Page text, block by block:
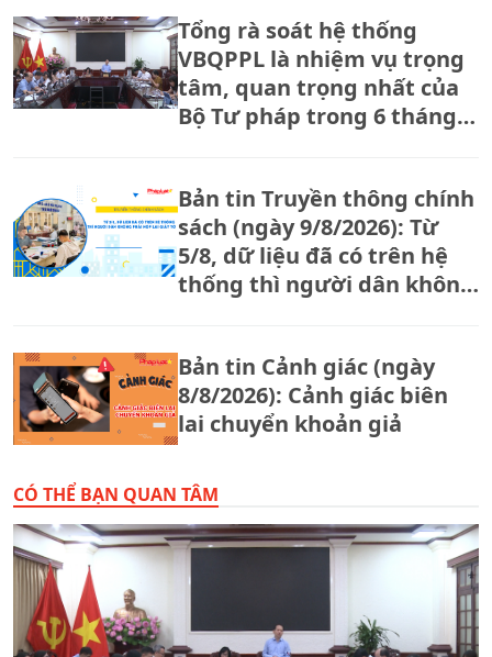
Tổng rà soát hệ thống
VBQPPL là nhiệm vụ trọng
tâm, quan trọng nhất của
Bộ Tư pháp trong 6 tháng
Bản tin Truyền thông chính
sách (ngày 9/8/2026): Từ
5/8, dữ liệu đã có trên hệ
thống thì người dân không
Bản tin Cảnh giác (ngày
8/8/2026): Cảnh giác biên
lai chuyển khoản giả
CÓ THỂ BẠN QUAN TÂM